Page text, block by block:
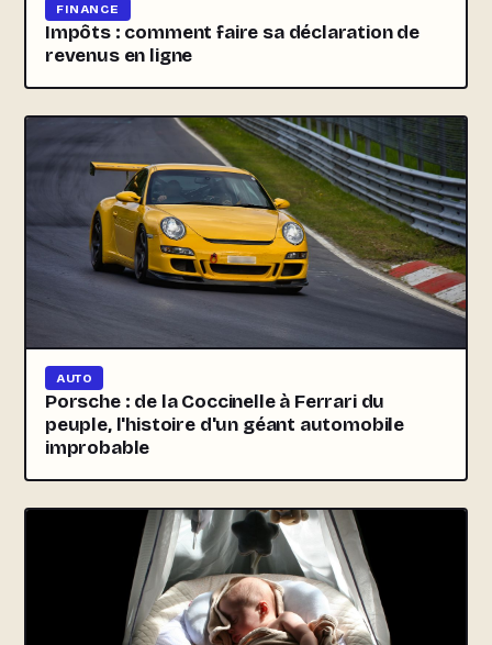
FINANCE
Impôts : comment faire sa déclaration de
revenus en ligne
AUTO
Porsche : de la Coccinelle à Ferrari du
peuple, l'histoire d'un géant automobile
improbable